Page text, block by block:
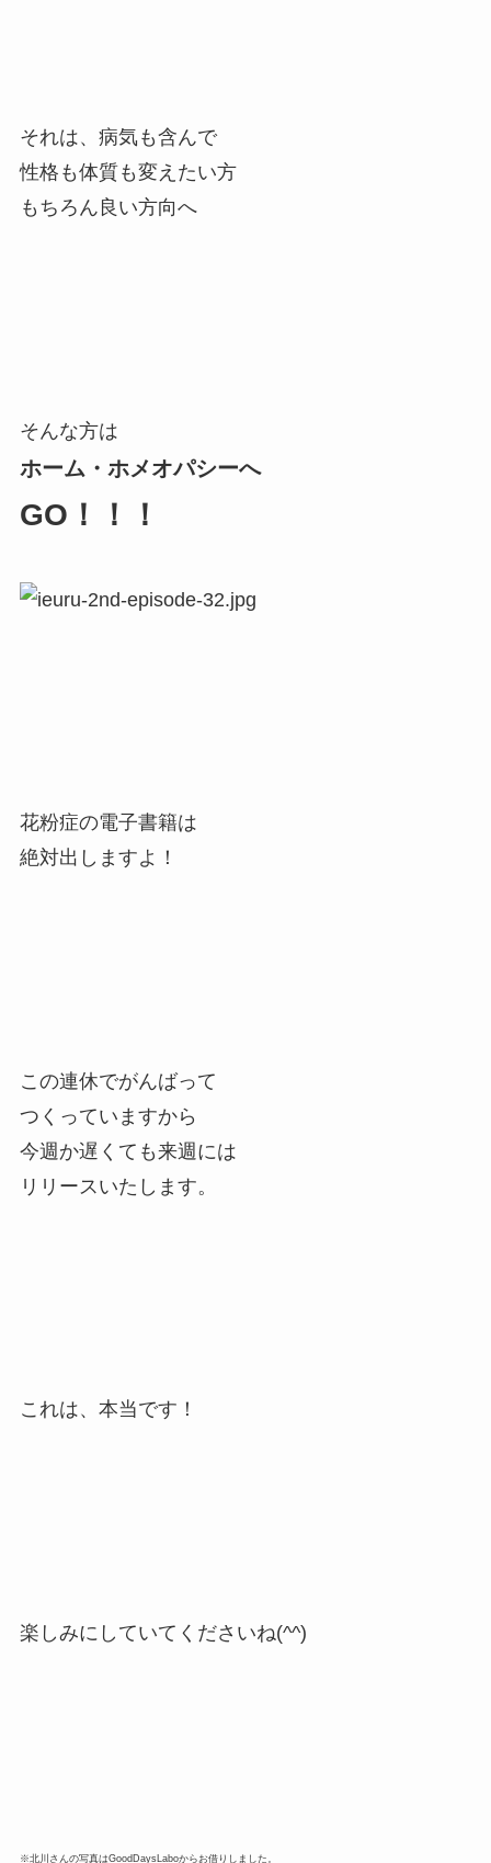
それは、病気も含んで
性格も体質も変えたい方
もちろん良い方向へ
そんな方は
ホーム・ホメオパシーへ
GO！！！
花粉症の電子書籍は
絶対出しますよ！
この連休でがんばって
つくっていますから
今週か遅くても来週には
リリースいたします。
これは、本当です！
楽しみにしていてくださいね(^^)
※北川さんの写真はGoodDaysLaboからお借りしました。